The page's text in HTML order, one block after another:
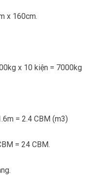
x 160cm.
x 10 kiện = 7000kg
= 2.4 CBM (m3)
= 24 CBM.